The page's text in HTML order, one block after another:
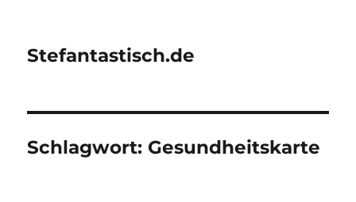
Stefantastisch.de
Schlagwort: Gesundheitskarte